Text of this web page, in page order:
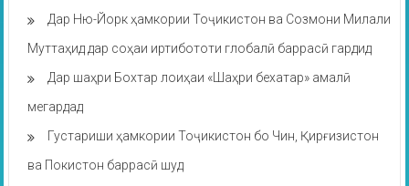
Дар Ню-Йорк ҳамкории Тоҷикистон ва Созмони Милали
Муттаҳид дар соҳаи иртибототи глобалӣ баррасӣ гардид
Дар шаҳри Бохтар лоиҳаи «Шаҳри бехатар» амалӣ
мегардад
Густариши ҳамкории Тоҷикистон бо Чин, Қирғизистон
ва Покистон баррасӣ шуд